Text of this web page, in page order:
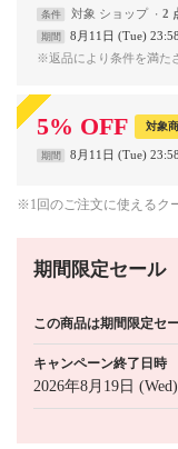
条件 対象 ショップ 2
期間 8月11日 (Tue)
※返品により条件を満た
5% OFF 対象
期間 8月11日 (Tue)
※1回のご注文に使えるク
期間限定セール
この商品は期間限定セ
キャンペーン終了日時
2026年8月19日